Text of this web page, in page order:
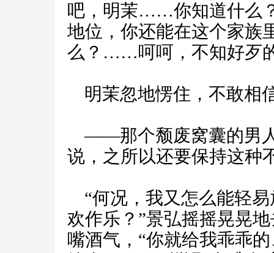
吧，明茉……你知道什么
地位，你还能在这个家族
么？……呵呵，不知好歹
明茉忽地愣住，不敢相
——那个颓废窝囊的男
说，之所以还要保持这种
“何况，我又怎么能轻
欢作乐？”景弘摇摇晃晃
嘴酒气，“你就给我乖乖